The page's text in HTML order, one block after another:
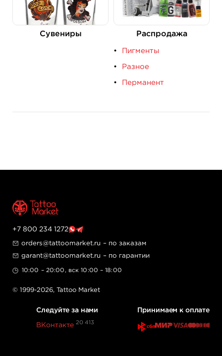
Сувениры Распродажа
Пигменты
Разное
Перманент
+7 800 234 1272
orders@tattoomarket.ru – по заказам
garant@tattoomarket.ru – по гарантии
10:00 – 20:00, вск 10:00 – 18:00
© 1999-2026, Tattoo Market
Следуйте за нами
ВКонтакте 20 413
Принимаем к оплате